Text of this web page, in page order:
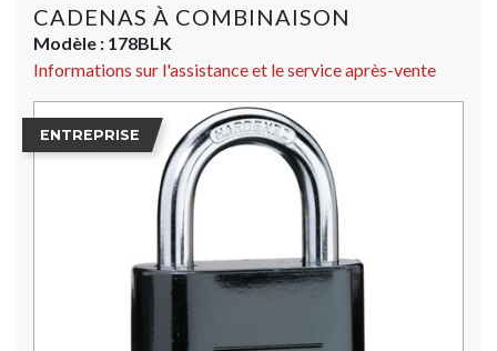
CADENAS À COMBINAISON
Modèle : 178BLK
Informations sur l'assistance et le service après-vente
ENTREPRISE